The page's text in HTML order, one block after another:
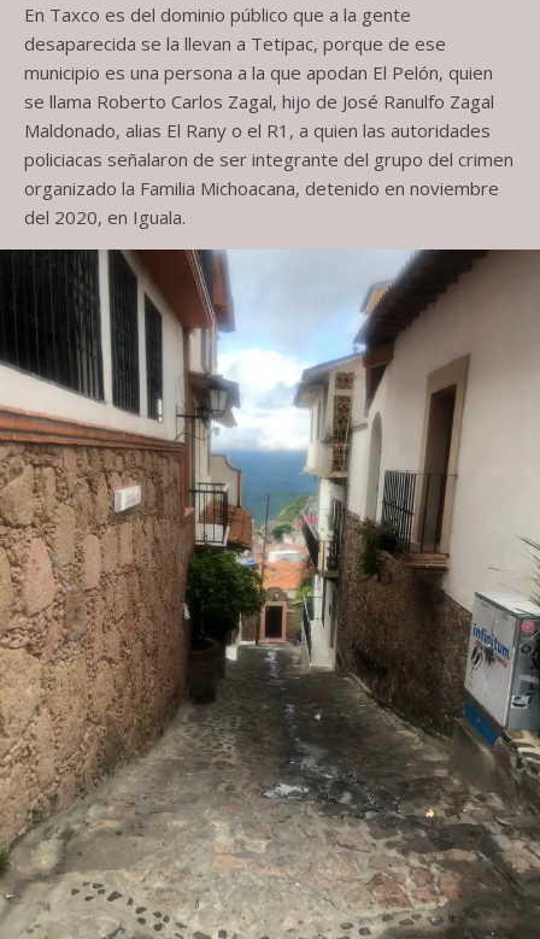
En Taxco es del dominio público que a la gente
desaparecida se la llevan a Tetipac, porque de ese
municipio es una persona a la que apodan El Pelón, quien
se llama Roberto Carlos Zagal, hijo de José Ranulfo Zagal
Maldonado, alias El Rany o el R1, a quien las autoridades
policiacas señalaron de ser integrante del grupo del crimen
organizado la Familia Michoacana, detenido en noviembre
del 2020, en Iguala.